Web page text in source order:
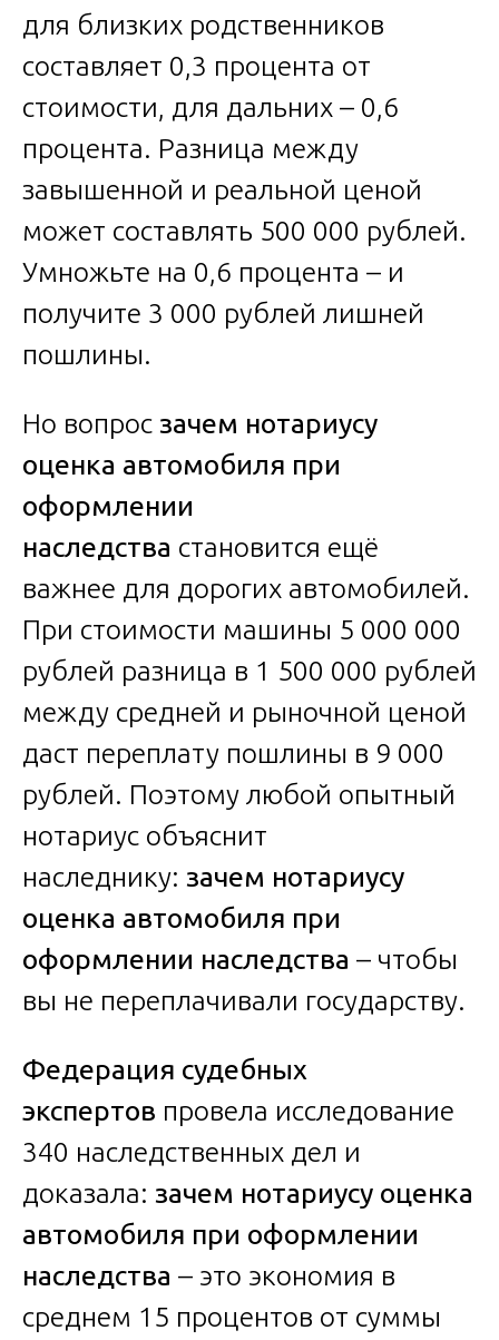
для близких родственников
составляет 0,3 процента от
стоимости, для дальних – 0,6
процента. Разница между
завышенной и реальной ценой
может составлять 500 000 рублей.
Умножьте на 0,6 процента – и
получите 3 000 рублей лишней
пошлины.
Но вопрос зачем нотариусу
оценка автомобиля при
оформлении
наследства становится ещё
важнее для дорогих автомобилей.
При стоимости машины 5 000 000
рублей разница в 1 500 000 рублей
между средней и рыночной ценой
даст переплату пошлины в 9 000
рублей. Поэтому любой опытный
нотариус объяснит
наследнику: зачем нотариусу
оценка автомобиля при
оформлении наследства – чтобы
вы не переплачивали государству.
Федерация судебных
экспертов провела исследование
340 наследственных дел и
доказала: зачем нотариусу оценка
автомобиля при оформлении
наследства – это экономия в
среднем 15 процентов от суммы